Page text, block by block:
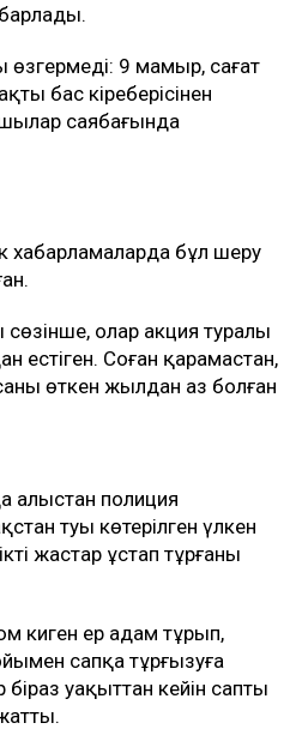
өзгермеді: 9 мамыр, сағат
бас кіреберісінен
саябағында
хабарламаларда бұл шеру
олар акция туралы
естіген. Соған қарамастан,
өткен жылдан аз болған
алыстан полиция
туы көтерілген үлкен
жастар ұстап тұрғаны
киген ер адам тұрып,
сапқа тұрғызуға
уақыттан кейін сапты